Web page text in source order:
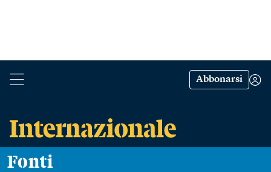
Abbonarsi
Fonti